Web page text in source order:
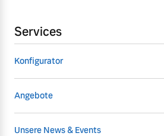
Services
Konfigurator
Angebote
Unsere News & Events